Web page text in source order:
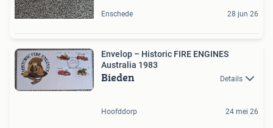
Enschede 28 jun 26
Envelop – Historic FIRE ENGINES
Australia 1983
Bieden Details
Hoofddorp 24 mei 26